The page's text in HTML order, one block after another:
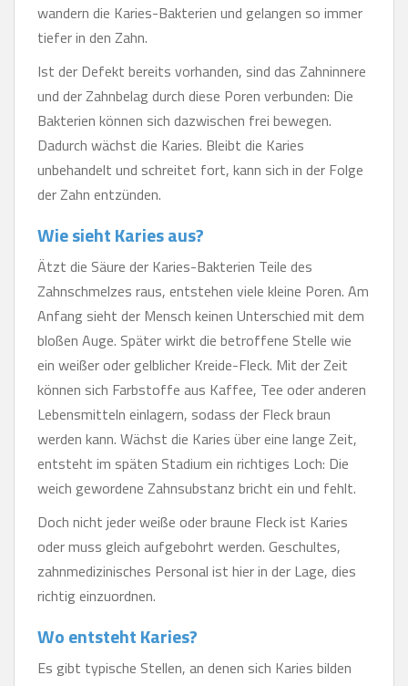
wandern die Karies-Bakterien und gelangen so immer
tiefer in den Zahn.
Ist der Defekt bereits vorhanden, sind das Zahninnere
und der Zahnbelag durch diese Poren verbunden: Die
Bakterien können sich dazwischen frei bewegen.
Dadurch wächst die Karies. Bleibt die Karies
unbehandelt und schreitet fort, kann sich in der Folge
der Zahn entzünden.
Wie sieht Karies aus?
Ätzt die Säure der Karies-Bakterien Teile des
Zahnschmelzes raus, entstehen viele kleine Poren. Am
Anfang sieht der Mensch keinen Unterschied mit dem
bloßen Auge. Später wirkt die betroffene Stelle wie
ein weißer oder gelblicher Kreide-Fleck. Mit der Zeit
können sich Farbstoffe aus Kaffee, Tee oder anderen
Lebensmitteln einlagern, sodass der Fleck braun
werden kann. Wächst die Karies über eine lange Zeit,
entsteht im späten Stadium ein richtiges Loch: Die
weich gewordene Zahnsubstanz bricht ein und fehlt.
Doch nicht jeder weiße oder braune Fleck ist Karies
oder muss gleich aufgebohrt werden. Geschultes,
zahnmedizinisches Personal ist hier in der Lage, dies
richtig einzuordnen.
Wo entsteht Karies?
Es gibt typische Stellen, an denen sich Karies bilden